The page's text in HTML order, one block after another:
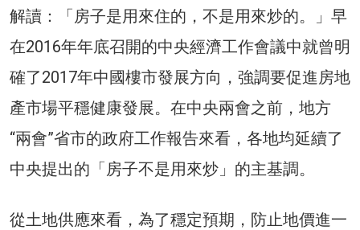
解讀：「房子是用來住的，不是用來炒的。」早
在2016年年底召開的中央經濟工作會議中就曾明
確了2017年中國樓市發展方向，強調要促進房地
產市場平穩健康發展。在中央兩會之前，地方
“兩會”省市的政府工作報告來看，各地均延續了
中央提出的「房子不是用來炒」的主基調。
從土地供應來看，為了穩定預期，防止地價進一